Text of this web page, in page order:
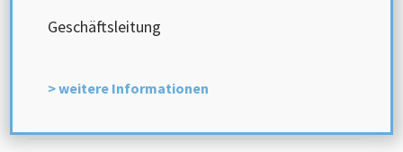
Verwaltungs- Technischer- Dienst
Geschäftsleitung
> weitere Informationen